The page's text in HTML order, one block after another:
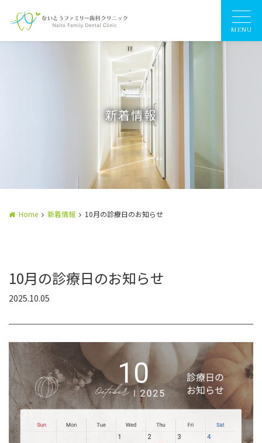
MENU
新着情報
Home 新着情報 10月の診療日のお知らせ
10月の診療日のお知らせ
2025.10.05